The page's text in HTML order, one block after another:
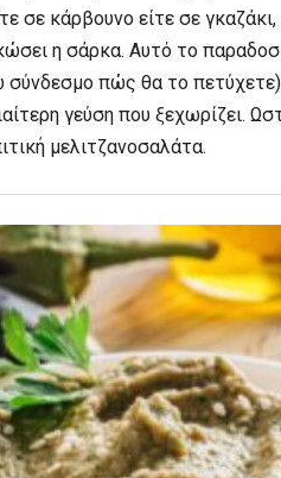
σε κάρβουνο είτε σε
η σάρκα. Αυτό το
πώς θα το
γεύση που ξεχωρίζει.
μελιτζανοσαλάτα.